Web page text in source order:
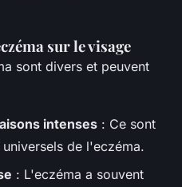
sur le visage
sont divers et peuvent
intenses : Ce sont
de l'eczéma.
: L'eczéma a souvent